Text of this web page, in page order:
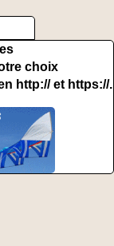
choix
http:// et https://.